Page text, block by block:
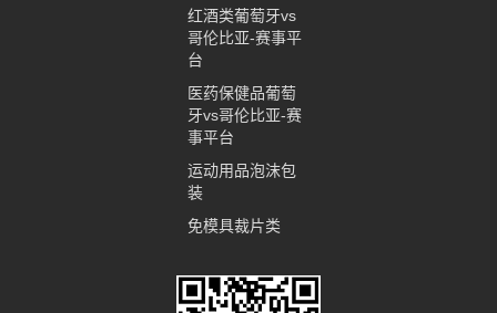
红酒类葡萄牙vs
哥伦比亚-赛事平
台
医药保健品葡萄
牙vs哥伦比亚-赛
事平台
运动用品泡沫包
装
免模具裁片类